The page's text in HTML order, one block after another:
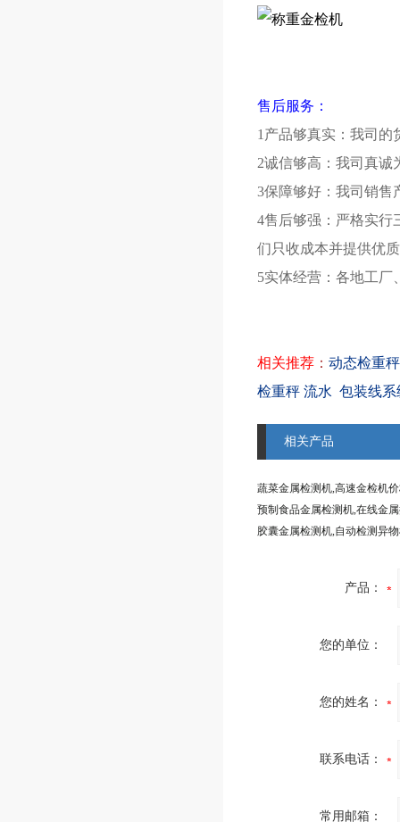
售后服务：
1产品够真实：我司的
2诚信够高：我司真诚
3保障够好：我司销售
4售后够强：严格实行
们只收成本并提供优
5实体经营：各地工厂
相关推荐 ： 动态检重
检重秤 流水 包装线
相关产品
蔬菜金属检测机,高速金检机
产品：
您的单位：
您的姓名：
联系电话：
常用邮箱：